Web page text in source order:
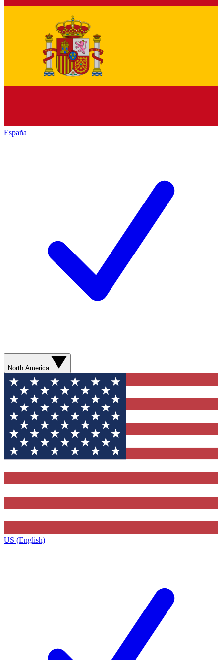
España
North America
US (English)